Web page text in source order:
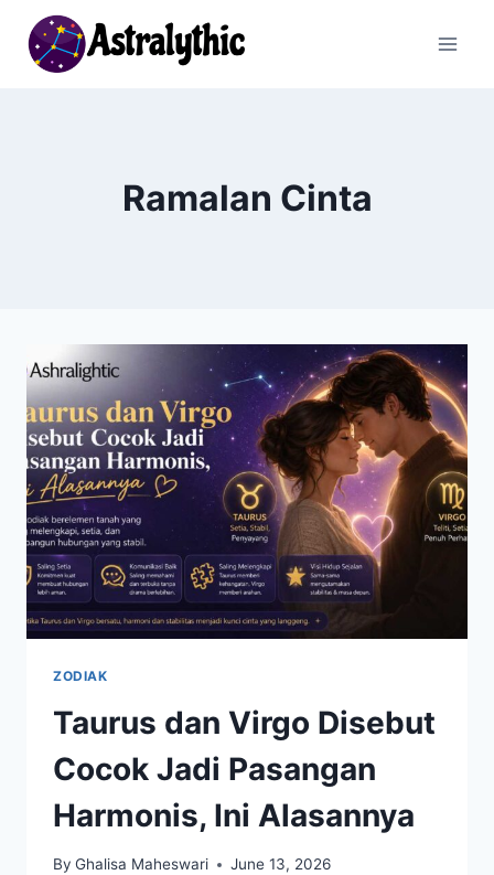
content
Ramalan Cinta
ZODIAK
Taurus dan Virgo Disebut
Cocok Jadi Pasangan
Harmonis, Ini Alasannya
By Ghalisa Maheswari June 13, 2026